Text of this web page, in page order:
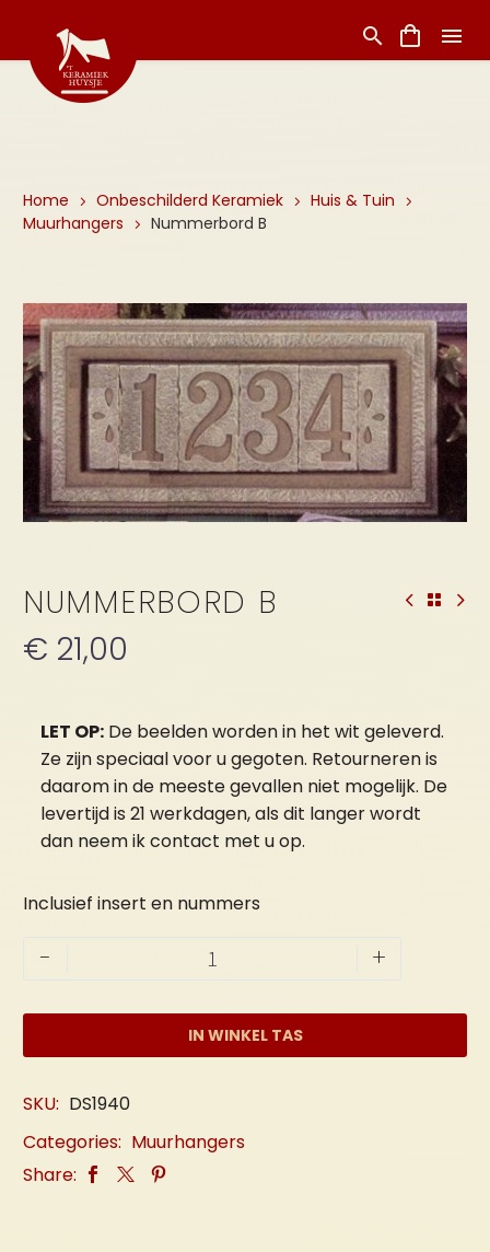
Home Onbeschilderd Keramiek
Huis & Tuin
Muurhangers
Nummerbord B
NUMMERBORD B
€ 21,00
LET OP: De beelden worden in het wit geleverd.
Ze zijn speciaal voor u gegoten. Retourneren is
daarom in de meeste gevallen niet mogelijk. De
levertijd is 21 werkdagen, als dit langer wordt
dan neem ik contact met u op.
Inclusief insert en nummers
-
Nummerbord
+
IN WINKEL TAS
SKU: DS1940
Categories: Muurhangers
Share: